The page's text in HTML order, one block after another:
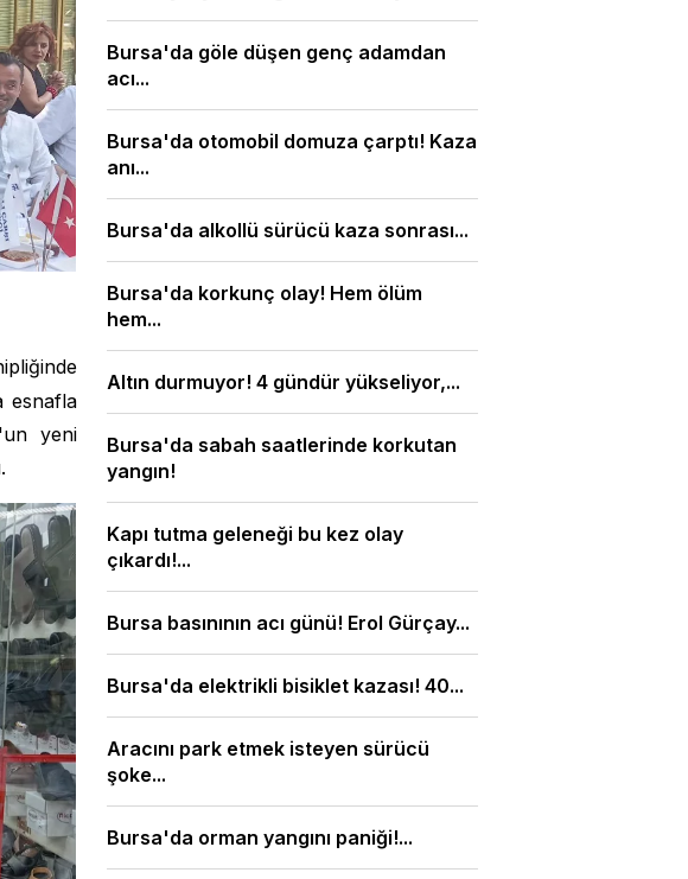
esnafla
yeni
Bursa'da göle düşen genç adamdan
acı...
Bursa'da otomobil domuza çarptı! Kaza
anı...
Bursa'da alkollü sürücü kaza sonrası...
Bursa'da korkunç olay! Hem ölüm
hem...
Altın durmuyor! 4 gündür yükseliyor,...
Bursa'da sabah saatlerinde korkutan
yangın!
Kapı tutma geleneği bu kez olay
çıkardı!...
Bursa basınının acı günü! Erol Gürçay...
Bursa'da elektrikli bisiklet kazası! 40...
Aracını park etmek isteyen sürücü
şoke...
Bursa'da orman yangını paniği!...